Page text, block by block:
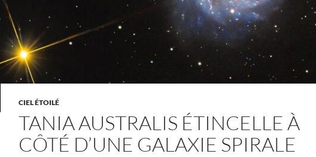
CIEL ÉTOILÉ
TANIA AUSTRALIS ÉTINCELLE À
CÔTÉ D’UNE GALAXIE SPIRALE